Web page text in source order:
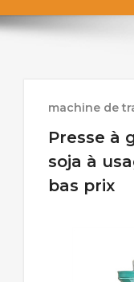
machine de
Presse à
soja à
bas prix